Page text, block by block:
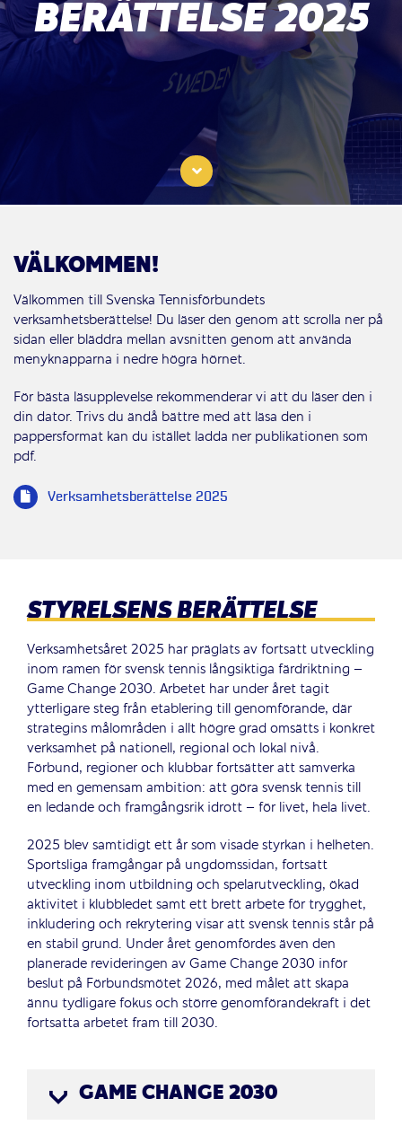
BERÄTTELSE 2025
VÄLKOMMEN!
Välkommen till Svenska Tennisförbundets
verksamhetsberättelse! Du läser den genom att scrolla ner på
sidan eller bläddra mellan avsnitten genom att använda
menyknapparna i nedre högra hörnet.
För bästa läsupplevelse rekommenderar vi att du läser den i
din dator. Trivs du ändå bättre med att läsa den i
pappersformat kan du istället ladda ner publikationen som
pdf.
Verksamhetsberättelse 2025
STYRELSENS BERÄTTELSE
Verksamhetsåret 2025 har präglats av fortsatt utveckling
inom ramen för svensk tennis långsiktiga färdriktning –
Game Change 2030. Arbetet har under året tagit
ytterligare steg från etablering till genomförande, där
strategins målområden i allt högre grad omsätts i konkret
verksamhet på nationell, regional och lokal nivå.
Förbund, regioner och klubbar fortsätter att samverka
med en gemensam ambition: att göra svensk tennis till
en ledande och framgångsrik idrott – för livet, hela livet.
2025 blev samtidigt ett år som visade styrkan i helheten.
Sportsliga framgångar på ungdomssidan, fortsatt
utveckling inom utbildning och spelarutveckling, ökad
aktivitet i klubbledet samt ett brett arbete för trygghet,
inkludering och rekrytering visar att svensk tennis står på
en stabil grund. Under året genomfördes även den
planerade revideringen av Game Change 2030 inför
beslut på Förbundsmötet 2026, med målet att skapa
ännu tydligare fokus och större genomförandekraft i det
fortsatta arbetet fram till 2030.
GAME CHANGE 2030